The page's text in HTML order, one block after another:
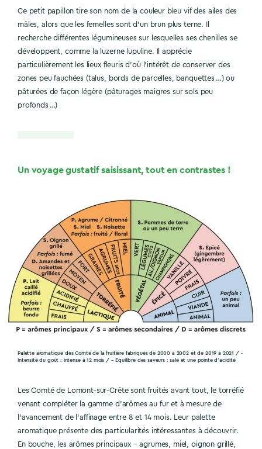
Ce petit papillon tire son nom de la couleur bleu vif des ailes des
mâles, alors que les femelles sont d’un brun plus terne. Il
recherche différentes légumineuses sur lesquelles ses chenilles se
développent, comme la luzerne lupuline. Il apprécie
particulièrement les lieux fleuris d’où l’intérêt de conserver des
zones peu fauchées (talus, bords de parcelles, banquettes …) ou
pâturées de façon légère (pâturages maigres sur sols peu
profonds …)
Un voyage gustatif saisissant, tout en contrastes !
Palette aromatique des Comté de la fruitière fabriqués de 2000 à 2002 et de 2019 à 2021 / -
Intensité du goût : intense à 12 mois / – Equilibre des saveurs : salé et une pointe d’acidité
Les Comté de Lomont-sur-Crête sont fruités avant tout, le torréfié
venant compléter la gamme d’arômes au fur et à mesure de
l’avancement de l’affinage entre 8 et 14 mois. Leur palette
aromatique présente des particularités intéressantes à découvrir.
En bouche, les arômes principaux – agrumes, miel, oignon grillé,